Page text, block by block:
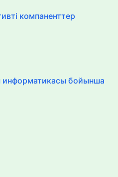
компаненттер
информатикасы бойынша